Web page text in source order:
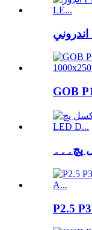
GOB
پچ۔۔۔